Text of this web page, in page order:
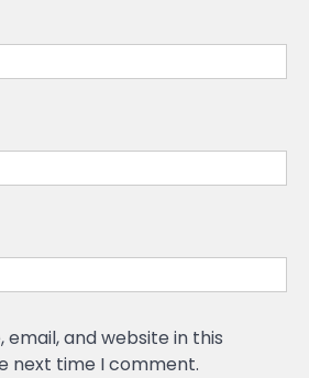
email, and website in this
next time I comment.